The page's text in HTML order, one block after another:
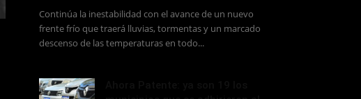
Continúa la inestabilidad con el avance de un nuevo
frente frío que traerá lluvias, tormentas y un marcado
descenso de las temperaturas en todo...